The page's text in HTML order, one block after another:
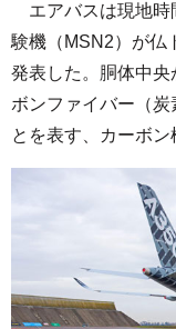
エアバスは現地時
験機（MSN2）が仏
発表した。胴体中
ボンファイバー（
とを表す、カーボン